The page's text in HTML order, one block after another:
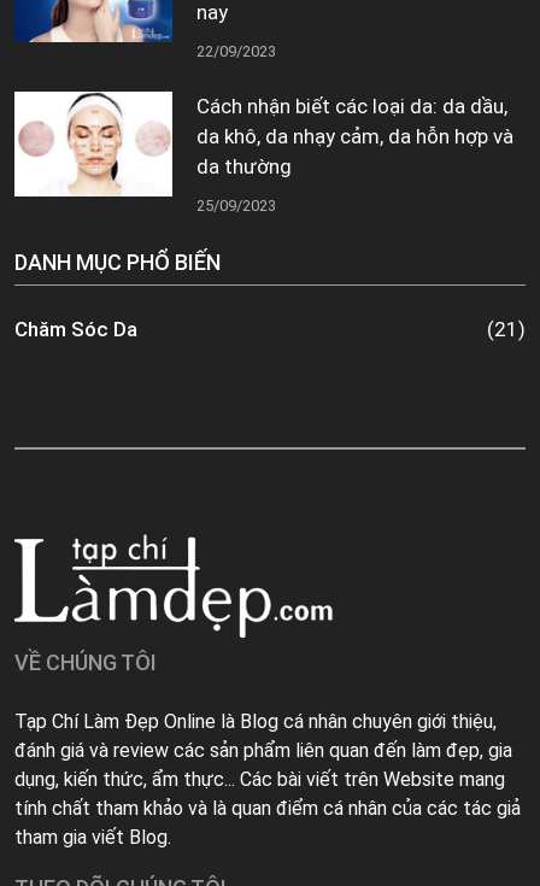
nay
22/09/2023
Cách nhận biết các loại da: da dầu,
da khô, da nhạy cảm, da hỗn hợp và
da thường
25/09/2023
DANH MỤC PHỔ BIẾN
Chăm Sóc Da (21)
VỀ CHÚNG TÔI
Tạp Chí Làm Đẹp Online là Blog cá nhân chuyên giới thiệu,
đánh giá và review các sản phẩm liên quan đến làm đẹp, gia
dụng, kiến thức, ẩm thực... Các bài viết trên Website mang
tính chất tham khảo và là quan điểm cá nhân của các tác giả
tham gia viết Blog.